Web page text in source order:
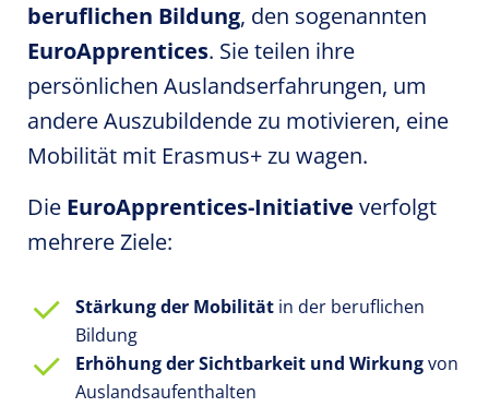
beruflichen Bildung, den sogenannten
EuroApprentices. Sie teilen ihre
persönlichen Auslandserfahrungen, um
andere Auszubildende zu motivieren, eine
Mobilität mit Erasmus+ zu wagen.
Die EuroApprentices-Initiative verfolgt
mehrere Ziele:
Stärkung der Mobilität in der beruflichen
Bildung
Erhöhung der Sichtbarkeit und Wirkungvon
Auslandsaufenthalten